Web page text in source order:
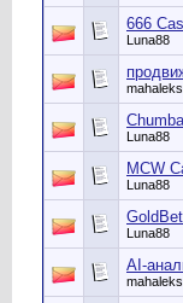
666
Luna88
Luna88
MCW
Luna88
Luna88
AI-